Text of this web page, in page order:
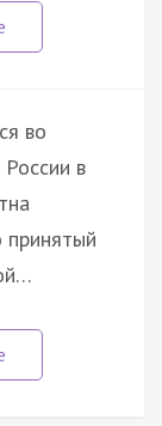
во
в
принятый